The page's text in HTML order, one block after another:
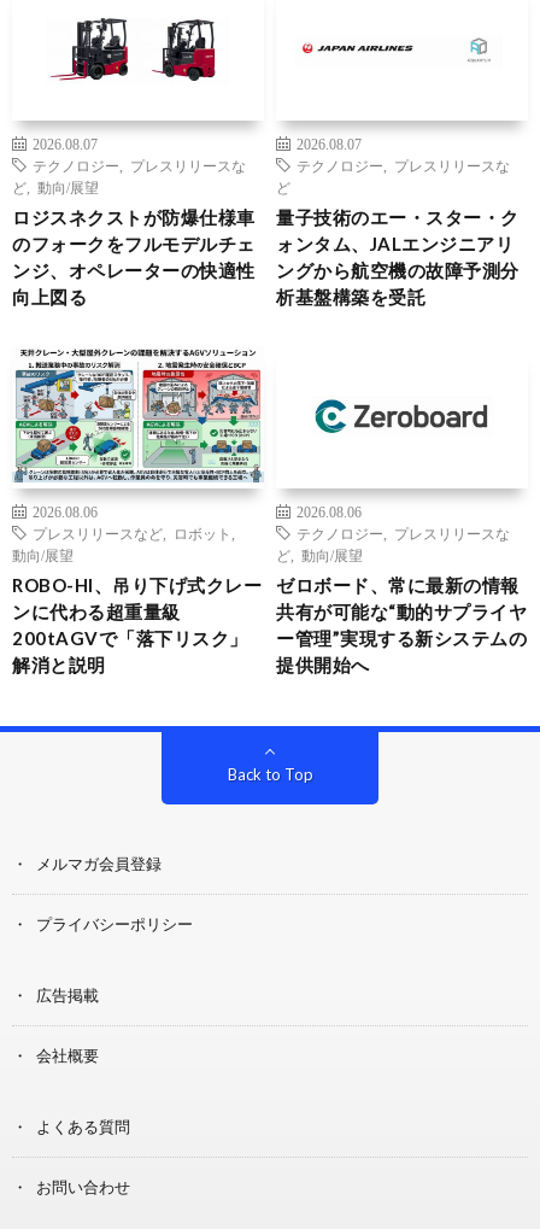
2026.08.07
テクノロジー
プレスリリースな
ど
動向/展望
ロジスネクストが防爆仕様車
のフォークをフルモデルチェ
ンジ、オペレーターの快適性
向上図る
2026.08.07
テクノロジー
プレスリリースな
ど
量子技術のエー・スター・ク
ォンタム、JALエンジニアリ
ングから航空機の故障予測分
析基盤構築を受託
2026.08.06
プレスリリースなど
ロボット
動向/展望
ROBO-HI、吊り下げ式クレー
ンに代わる超重量級
200tAGVで「落下リスク」
解消と説明
2026.08.06
テクノロジー
プレスリリースな
ど
動向/展望
ゼロボード、常に最新の情報
共有が可能な“動的サプライヤ
ー管理”実現する新システムの
提供開始へ
Back to Top
メルマガ会員登録
プライバシーポリシー
広告掲載
会社概要
よくある質問
お問い合わせ